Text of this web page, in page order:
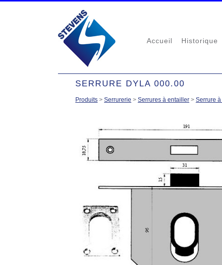
Accueil Historique
SERRURE DYLA 000.00
Produits > Serrurerie > Serrures à entailler > Serrure